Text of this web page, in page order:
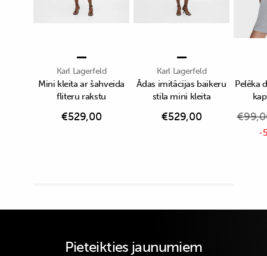
Karl Lagerfeld
Mini kleita ar šahveida
fliteru rakstu
€529,00
Karl Lagerfeld
Ādas imitācijas baikeru
stila mini kleita
€529,00
Pelēka
€
-
Pieteikties jaunumiem